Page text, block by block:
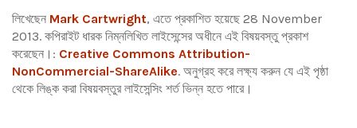
লিখেছেন Mark Cartwright, এতে প্রকাশিত হয়েছে 28 November
2013. কপিরাইট ধারক নিম্নলিখিত লাইসেন্সের অধীনে এই বিষয়বস্তু প্রকাশ
করেছেন।: Creative Commons Attribution-
NonCommercial-ShareAlike. অনুগ্রহ করে লক্ষ্য করুন যে এই পৃষ্ঠা
থেকে লিঙ্ক করা বিষয়বস্তুর লাইসেন্সিং শর্ত ভিন্ন হতে পারে।